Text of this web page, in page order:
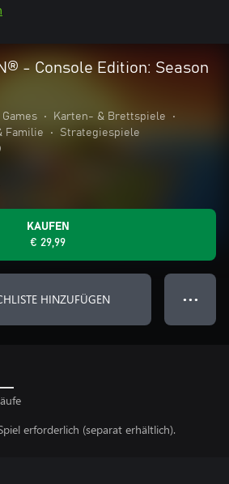
- Console Edition: Season
• Karten- & Brettspiele
•
Familie
• Strategiespiele
KAUFEN
€ 29,99
HINZUFÜGEN ● ● ●
erforderlich (separat erhältlich).